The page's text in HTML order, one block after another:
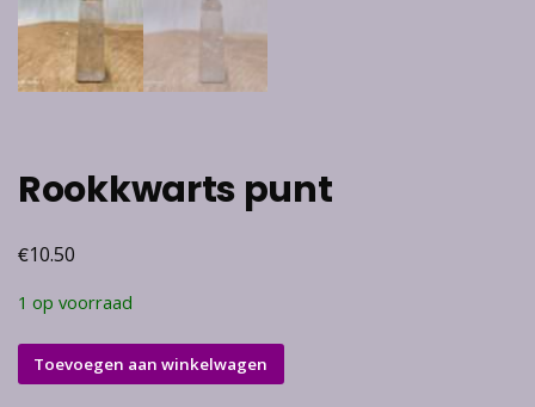
Rookkwarts punt
€10.50
1 op voorraad
Rookkwarts
punt
Toevoegen aan winkelwagen